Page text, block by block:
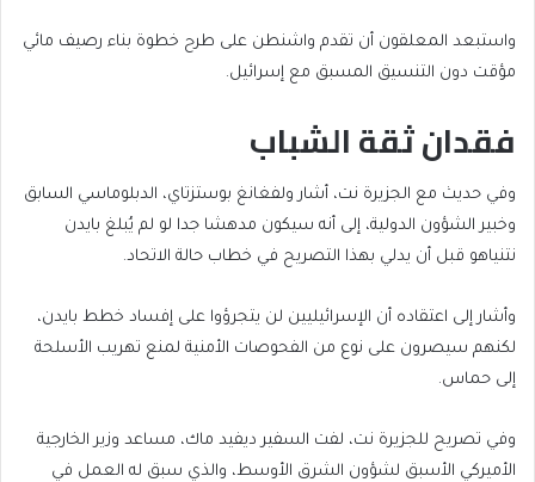
واستبعد المعلقون أن تقدم واشنطن على طرح خطوة بناء رصيف مائي
مؤقت دون التنسيق المسبق مع إسرائيل.
فقدان ثقة الشباب
وفي حديث مع الجزيرة نت، أشار ولفغانغ بوستزتاي، الدبلوماسي السابق
وخبير الشؤون الدولية، إلى أنه سيكون مدهشا جدا لو لم يُبلغ بايدن
نتنياهو قبل أن يدلي بهذا التصريح في خطاب حالة الاتحاد.
وأشار إلى اعتقاده أن الإسرائيليين لن يتجرؤوا على إفساد خطط بايدن،
لكنهم سيصرون على نوع من الفحوصات الأمنية لمنع تهريب الأسلحة
إلى حماس.
وفي تصريح للجزيرة نت، لفت السفير ديفيد ماك، مساعد وزير الخارجية
الأميركي الأسبق لشؤون الشرق الأوسط، والذي سبق له العمل في